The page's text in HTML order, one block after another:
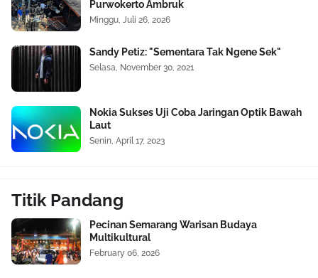
Purwokerto Ambruk
Minggu, Juli 26, 2026
Sandy Petiz: "Sementara Tak Ngene Sek"
Selasa, November 30, 2021
Nokia Sukses Uji Coba Jaringan Optik Bawah
Laut
Senin, April 17, 2023
Titik Pandang
Pecinan Semarang Warisan Budaya
Multikultural
February 06, 2026